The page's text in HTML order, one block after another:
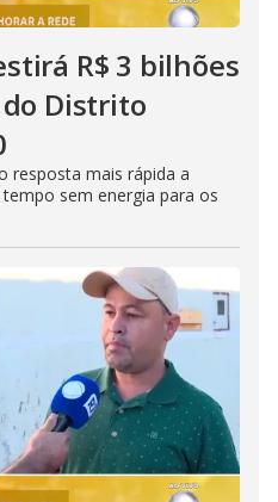
R$ 3 bilhões
Distrito
resposta mais rápida a
sem energia para os